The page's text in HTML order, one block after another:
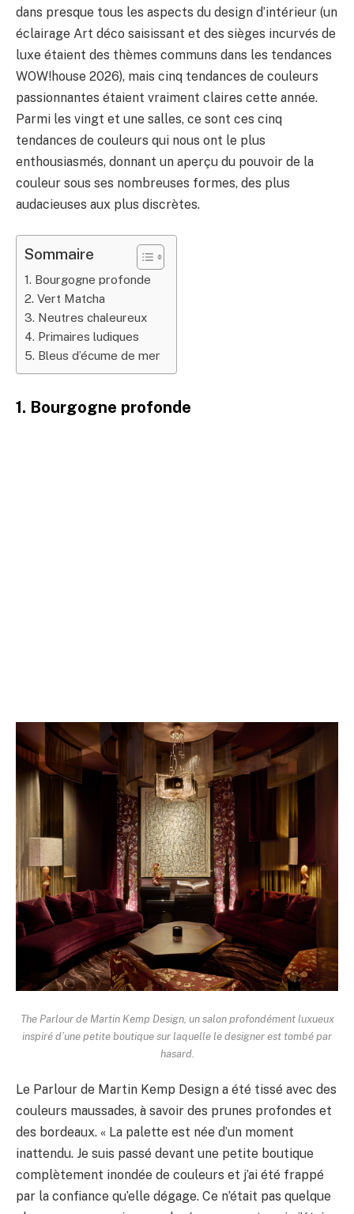
dans presque tous les aspects du design d’intérieur (un
éclairage Art déco saisissant et des sièges incurvés de
luxe étaient des thèmes communs dans les tendances
WOW!house 2026), mais cinq tendances de couleurs
passionnantes étaient vraiment claires cette année.
Parmi les vingt et une salles, ce sont ces cinq
tendances de couleurs qui nous ont le plus
enthousiasmés, donnant un aperçu du pouvoir de la
couleur sous ses nombreuses formes, des plus
audacieuses aux plus discrètes.
Sommaire
1. Bourgogne profonde
2. Vert Matcha
3. Neutres chaleureux
4. Primaires ludiques
5. Bleus d’écume de mer
1. Bourgogne profonde
The Parlour de Martin Kemp Design, un salon profondément luxueux
inspiré d’une petite boutique sur laquelle le designer est tombé par
hasard.
Le Parlour de Martin Kemp Design a été tissé avec des
couleurs maussades, à savoir des prunes profondes et
des bordeaux. « La palette est née d’un moment
inattendu. Je suis passé devant une petite boutique
complètement inondée de couleurs et j’ai été frappé
par la confiance qu’elle dégage. Ce n’était pas quelque